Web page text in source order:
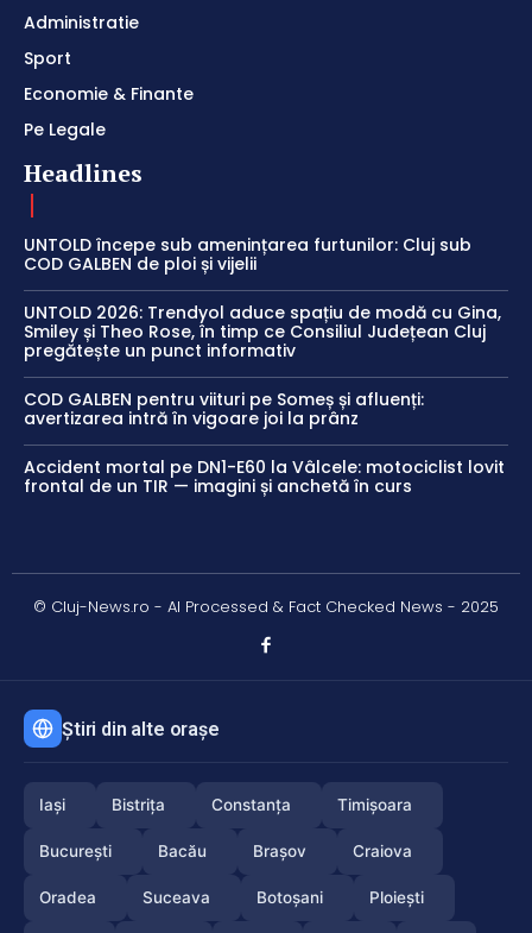
Administratie
Sport
Economie & Finante
Pe Legale
Headlines
UNTOLD începe sub amenințarea furtunilor: Cluj sub
COD GALBEN de ploi și vijelii
UNTOLD 2026: Trendyol aduce spațiu de modă cu Gina,
Smiley și Theo Rose, în timp ce Consiliul Județean Cluj
pregătește un punct informativ
COD GALBEN pentru viituri pe Someș și afluenți:
avertizarea intră în vigoare joi la prânz
Accident mortal pe DN1-E60 la Vâlcele: motociclist lovit
frontal de un TIR — imagini și anchetă în curs
© Cluj-News.ro - AI Processed & Fact Checked News - 2025
Știri din alte orașe
Iași Bistrița Constanța Timișoara
București Bacău Brașov Craiova
Oradea Suceava Botoșani Ploiești